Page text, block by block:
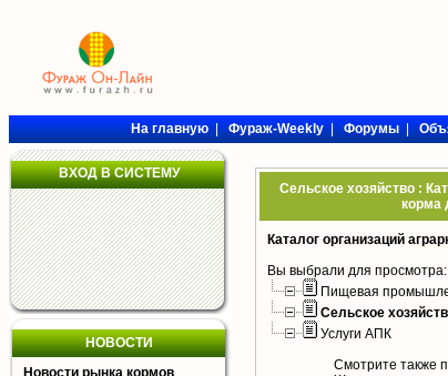
На главную|Фураж-Weekly|Форумы|
ВХОД В СИСТЕМУ
НОВОСТИ
Новости рынка кормов
Сельское хозяйство :
корма
Каталог организаций
Вы выбрали для просмотра:
Пищевая
Сельское
Услуги АПК
Смотрите также